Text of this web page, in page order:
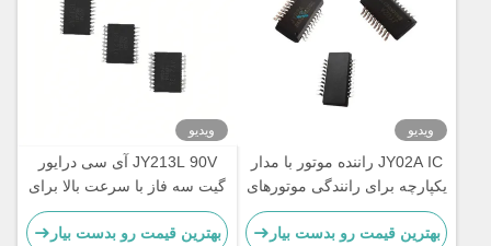
ویدیو
JY02A IC راننده موتور با مدار
یکپارچه برای رانندگی موتورهای
بدون سنسور بدون برش DC
بهترین قیمت رو بدست بیار
ویدیو
JY213L 90V آی سی درایور
گیت سه فاز با سرعت بالا برای
MOSFET و IGBT و کنترل
زمان مرده داخلی برای کنترل
بهترین قیمت رو بدست بیار